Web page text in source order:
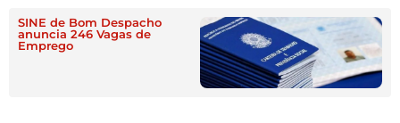
SINE de Bom Despacho
anuncia 246 Vagas de
Emprego